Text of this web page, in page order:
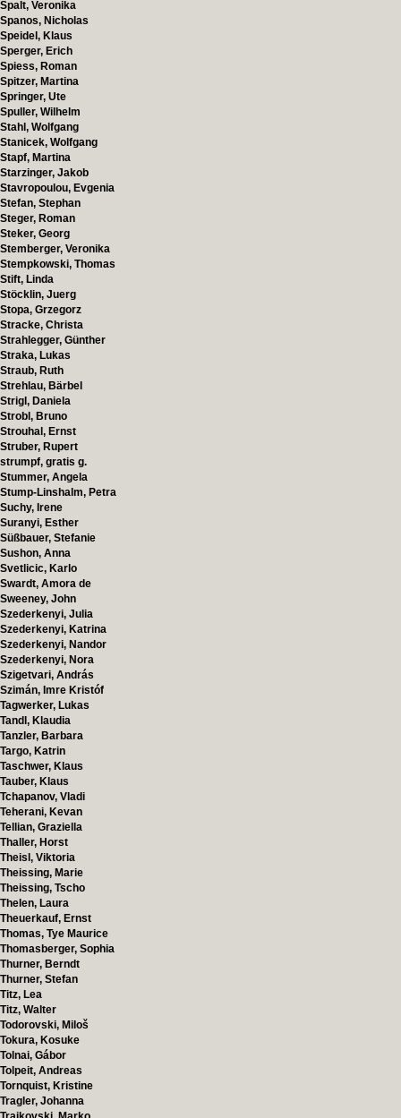
Spalt, Veronika
Spanos, Nicholas
Speidel, Klaus
Sperger, Erich
Spiess, Roman
Spitzer, Martina
Springer, Ute
Spuller, Wilhelm
Stahl, Wolfgang
Stanicek, Wolfgang
Stapf, Martina
Starzinger, Jakob
Stavropoulou, Evgenia
Stefan, Stephan
Steger, Roman
Steker, Georg
Stemberger, Veronika
Stempkowski, Thomas
Stift, Linda
Stöcklin, Juerg
Stopa, Grzegorz
Stracke, Christa
Strahlegger, Günther
Straka, Lukas
Straub, Ruth
Strehlau, Bärbel
Strigl, Daniela
Strobl, Bruno
Strouhal, Ernst
Struber, Rupert
strumpf, gratis g.
Stummer, Angela
Stump-Linshalm, Petra
Suchy, Irene
Suranyi, Esther
Süßbauer, Stefanie
Sushon, Anna
Svetlicic, Karlo
Swardt, Amora de
Sweeney, John
Szederkenyi, Julia
Szederkenyi, Katrina
Szederkenyi, Nandor
Szederkenyi, Nora
Szigetvari, András
Szimán, Imre Kristóf
Tagwerker, Lukas
Tandl, Klaudia
Tanzler, Barbara
Targo, Katrin
Taschwer, Klaus
Tauber, Klaus
Tchapanov, Vladi
Teherani, Kevan
Tellian, Graziella
Thaller, Horst
Theisl, Viktoria
Theissing, Marie
Theissing, Tscho
Thelen, Laura
Theuerkauf, Ernst
Thomas, Tye Maurice
Thomasberger, Sophia
Thurner, Berndt
Thurner, Stefan
Titz, Lea
Titz, Walter
Todorovski, Miloš
Tokura, Kosuke
Tolnai, Gábor
Tolpeit, Andreas
Tornquist, Kristine
Tragler, Johanna